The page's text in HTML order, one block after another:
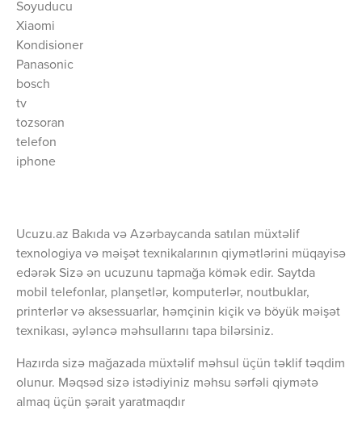
Soyuducu
Xiaomi
Kondisioner
Panasonic
bosch
tv
tozsoran
telefon
iphone
Ucuzu.az Bakıda və Azərbaycanda satılan müxtəlif
texnologiya və məişət texnikalarının qiymətlərini müqayisə
edərək Sizə ən ucuzunu tapmağa kömək edir. Saytda
mobil telefonlar, planşetlər, komputerlər, noutbuklar,
printerlər və aksessuarlar, həmçinin kiçik və böyük məişət
texnikası, əyləncə məhsullarını tapa bilərsiniz.
Hazırda sizə mağazada müxtəlif məhsul üçün təklif təqdim
olunur. Məqsəd sizə istədiyiniz məhsu sərfəli qiymətə
almaq üçün şərait yaratmaqdır